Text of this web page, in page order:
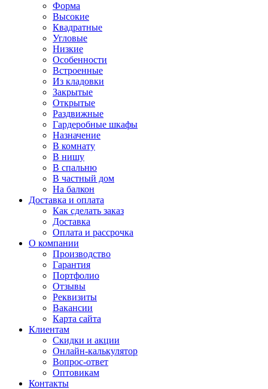
Форма
Высокие
Квадратные
Угловые
Низкие
Особенности
Встроенные
Из кладовки
Закрытые
Открытые
Раздвижные
Гардеробные шкафы
Назначение
В комнату
В нишу
В спальню
В частный дом
На балкон
Доставка и оплата
Как сделать заказ
Доставка
Оплата и рассрочка
О компании
Производство
Гарантия
Портфолио
Отзывы
Реквизиты
Вакансии
Карта сайта
Клиентам
Скидки и акции
Онлайн-калькулятор
Вопрос-ответ
Оптовикам
Контакты